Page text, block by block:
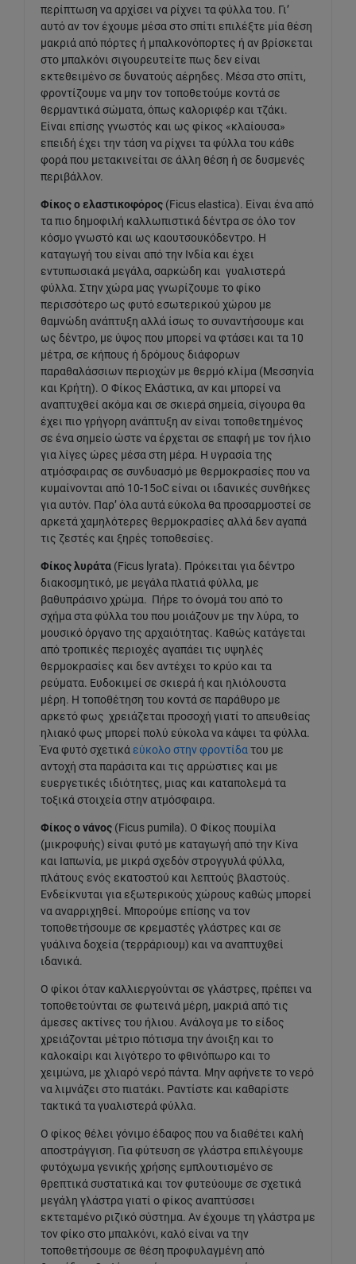
περίπτωση να αρχίσει να ρίχνει τα φύλλα του. Γι’
αυτό αν τον έχουμε μέσα στο σπίτι επιλέξτε μία θέση
μακριά από πόρτες ή μπαλκονόπορτες ή αν βρίσκεται
στο μπαλκόνι σιγουρευτείτε πως δεν είναι
εκτεθειμένο σε δυνατούς αέρηδες. Μέσα στο σπίτι,
φροντίζουμε να μην τον τοποθετούμε κοντά σε
θερμαντικά σώματα, όπως καλοριφέρ και τζάκι.
Είναι επίσης γνωστός και ως φίκος «κλαίουσα»
επειδή έχει την τάση να ρίχνει τα φύλλα του κάθε
φορά που μετακινείται σε άλλη θέση ή σε δυσμενές
περιβάλλον.
Φίκος ο ελαστικοφόρος (Ficus elastica). Είναι ένα από
τα πιο δημοφιλή καλλωπιστικά δέντρα σε όλο τον
κόσμο γνωστό και ως καουτσουκόδεντρο. Η
καταγωγή του είναι από την Ινδία και έχει
εντυπωσιακά μεγάλα, σαρκώδη και γυαλιστερά
φύλλα. Στην χώρα μας γνωρίζουμε το φίκο
περισσότερο ως φυτό εσωτερικού χώρου με
θαμνώδη ανάπτυξη αλλά ίσως το συναντήσουμε και
ως δέντρο, με ύψος που μπορεί να φτάσει και τα 10
μέτρα, σε κήπους ή δρόμους διάφορων
παραθαλάσσιων περιοχών με θερμό κλίμα (Μεσσηνία
και Κρήτη). Ο Φίκος Ελάστικα, αν και μπορεί να
αναπτυχθεί ακόμα και σε σκιερά σημεία, σίγουρα θα
έχει πιο γρήγορη ανάπτυξη αν είναι τοποθετημένος
σε ένα σημείο ώστε να έρχεται σε επαφή με τον ήλιο
για λίγες ώρες μέσα στη μέρα. Η υγρασία της
ατμόσφαιρας σε συνδυασμό με θερμοκρασίες που να
κυμαίνονται από 10-15οC είναι οι ιδανικές συνθήκες
για αυτόν. Παρ’ όλα αυτά εύκολα θα προσαρμοστεί σε
αρκετά χαμηλότερες θερμοκρασίες αλλά δεν αγαπά
τις ζεστές και ξηρές τοποθεσίες.
Φίκος λυράτα (Ficus lyrata). Πρόκειται για δέντρο
διακοσμητικό, με μεγάλα πλατιά φύλλα, με
βαθυπράσινο χρώμα. Πήρε το όνομά του από το
σχήμα στα φύλλα του που μοιάζουν με την λύρα, το
μουσικό όργανο της αρχαιότητας. Καθώς κατάγεται
από τροπικές περιοχές αγαπάει τις υψηλές
θερμοκρασίες και δεν αντέχει το κρύο και τα
ρεύματα. Ευδοκιμεί σε σκιερά ή και ηλιόλουστα
μέρη. Η τοποθέτηση του κοντά σε παράθυρο με
αρκετό φως χρειάζεται προσοχή γιατί το απευθείας
ηλιακό φως μπορεί πολύ εύκολα να κάψει τα φύλλα.
Ένα φυτό σχετικά εύκολο στην φροντίδα του με
αντοχή στα παράσιτα και τις αρρώστιες και με
ευεργετικές ιδιότητες, μιας και καταπολεμά τα
τοξικά στοιχεία στην ατμόσφαιρα.
Φίκος ο νάνος (Ficus pumila). Ο Φίκος πουμίλα
(μικροφυής) είναι φυτό με καταγωγή από την Κίνα
και Ιαπωνία, με μικρά σχεδόν στρογγυλά φύλλα,
πλάτους ενός εκατοστού και λεπτούς βλαστούς.
Ενδείκνυται για εξωτερικούς χώρους καθώς μπορεί
να αναρριχηθεί. Μπορούμε επίσης να τον
τοποθετήσουμε σε κρεμαστές γλάστρες και σε
γυάλινα δοχεία (τερράριουμ) και να αναπτυχθεί
ιδανικά.
Ο φίκοι όταν καλλιεργούνται σε γλάστρες, πρέπει να
τοποθετούνται σε φωτεινά μέρη, μακριά από τις
άμεσες ακτίνες του ήλιου. Ανάλογα με το είδος
χρειάζονται μέτριο πότισμα την άνοιξη και το
καλοκαίρι και λιγότερο το φθινόπωρο και το
χειμώνα, με χλιαρό νερό πάντα. Μην αφήνετε το νερό
να λιμνάζει στο πιατάκι. Ραντίστε και καθαρίστε
τακτικά τα γυαλιστερά φύλλα.
Ο φίκος θέλει γόνιμο έδαφος που να διαθέτει καλή
αποστράγγιση. Για φύτευση σε γλάστρα επιλέγουμε
φυτόχωμα γενικής χρήσης εμπλουτισμένο σε
θρεπτικά συστατικά και τον φυτεύουμε σε σχετικά
μεγάλη γλάστρα γιατί ο φίκος αναπτύσσει
εκτεταμένο ριζικό σύστημα. Αν έχουμε τη γλάστρα με
τον φίκο στο μπαλκόνι, καλό είναι να την
τοποθετήσουμε σε θέση προφυλαγμένη από